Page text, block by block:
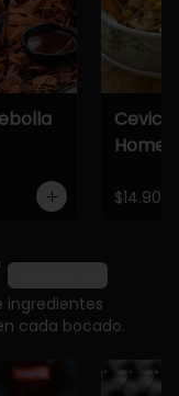
Home
$14.900
ingredientes
cada bocado.